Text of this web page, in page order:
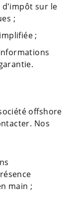
d'impôt sur le
;
;
offshore
Nos
main ;